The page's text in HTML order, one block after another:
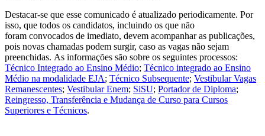
Destacar-se que esse comunicado é atualizado periodicamente. Por
isso, que todos os candidatos, incluindo os que não
foram convocados de imediato, devem acompanhar as publicações,
pois novas chamadas podem surgir, caso as vagas não sejam
preenchidas. As informações são sobre os seguintes processos:
Técnico Integrado ao Ensino Médio; Técnico integrado ao Ensino
Médio na modalidade EJA; Técnico Subsequente; Vestibular Vagas
Remanescentes; Vestibular Enem; SiSU; Portador de Diploma;
Reingresso, Transferência e Mudança de Curso para Cursos
Superiores e Técnicos.